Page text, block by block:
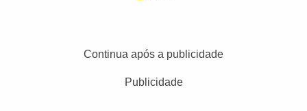
Continua após a publicidade
Publicidade